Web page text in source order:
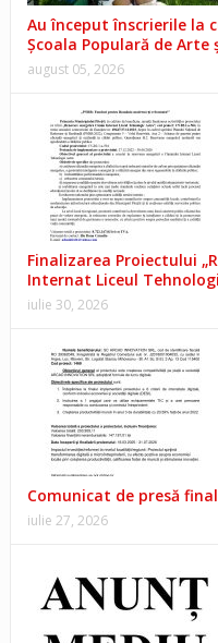
Au început înscrierile la
Școala Populară de Arte
august 05, 2026
Finalizarea Proiectului
Internat Liceul
iulie 30, 2026
Comunicat de presă final
iulie 27, 2026